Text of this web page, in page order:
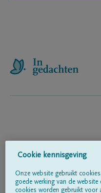
Volg ons op
Cookie kennisgeving
Onze website gebruikt
goede werking van de
cookies worden gebruikt voor